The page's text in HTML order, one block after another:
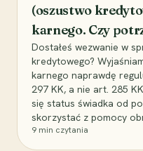
(oszustwo
karnego. Czy
Dostałeś wezwanie w
kredytowego?
karnego naprawdę
297 KK, a nie art. 285
się status świadka od
skorzystać z pomocy
9 min czytania